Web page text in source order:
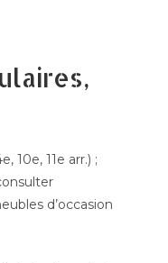
10e, 11e arr.) ;
d’occasion